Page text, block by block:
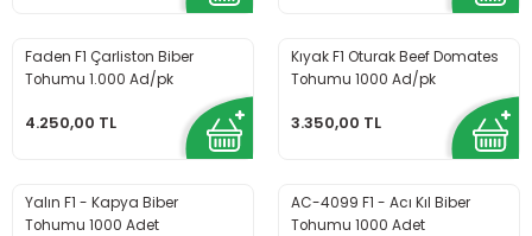
Faden F1 Çarliston Biber
Tohumu 1.000 Ad/pk
4.250,00 TL
Kıyak F1 Oturak Beef Domates
Tohumu 1000 Ad/pk
3.350,00 TL
Yalın F1 - Kapya Biber
Tohumu 1000 Adet
AC-4099 F1 - Acı Kıl Biber
Tohumu 1000 Adet